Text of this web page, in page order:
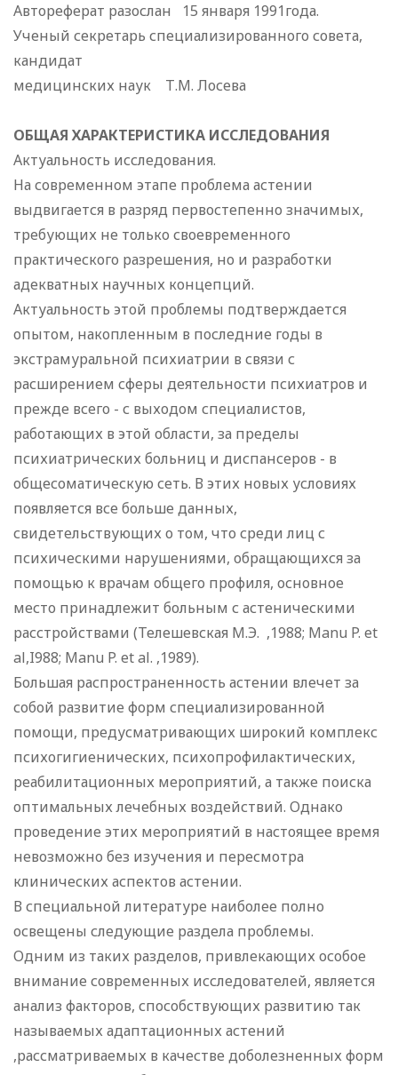
Автореферат разослан 15 января 1991года.
Ученый секретарь специализированного совета,
кандидат
медицинских наук Т.М. Лосева
ОБЩАЯ ХАРАКТЕРИСТИКА ИССЛЕДОВАНИЯ
Актуальность исследования.
На современном этапе проблема астении
выдвигается в разряд первостепенно значимых,
требующих не только своевременного
практического разрешения, но и разработки
адекватных научных концепций.
Актуальность этой проблемы подтверждается
опытом, накопленным в последние годы в
экстрамуральной психиатрии в связи с
расширением сферы деятельности психиатров и
прежде всего - с выходом специалистов,
работающих в этой области, за пределы
психиатрических больниц и диспансеров - в
общесоматическую сеть. В этих новых условиях
появляется все больше данных,
свидетельствующих о том, что среди лиц с
психическими нарушениями, обращающихся за
помощью к врачам общего профиля, основное
место принадлежит больным с астеническими
расстройствами (Телешевская М.Э. ,1988; Manu P. et
al,I988; Manu P. et al. ,1989).
Большая распространенность астении влечет за
собой развитие форм специализированной
помощи, предусматривающих широкий комплекс
психогигиенических, психопрофилактических,
реабилитационных мероприятий, а также поиска
оптимальных лечебных воздействий. Однако
проведение этих мероприятий в настоящее время
невозможно без изучения и пересмотра
клинических аспектов астении.
В специальной литературе наиболее полно
освещены следующие раздела проблемы.
Одним из таких разделов, привлекающих особое
внимание современных исследователей, является
анализ факторов, способствующих развитию так
называемых адаптационных астений
,рассматриваемых в качестве доболезненных форм